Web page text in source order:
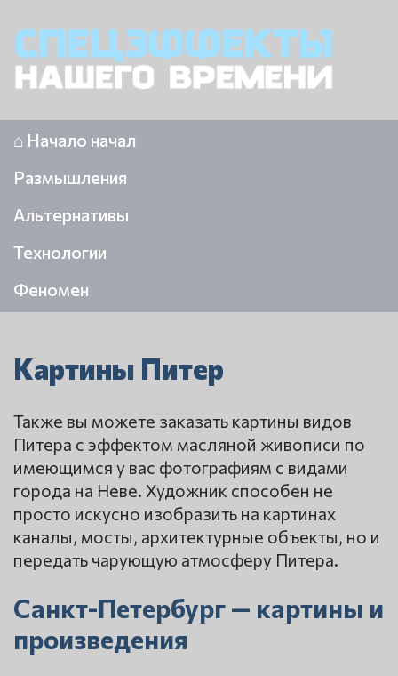
⌂ Начало начал
Размышления
Альтернативы
Технологии
Феномен
Картины Питер
Также вы можете заказать картины видов
Питера с эффектом масляной живописи по
имеющимся у вас фотографиям с видами
города на Неве. Художник способен не
просто искусно изобразить на картинах
каналы, мосты, архитектурные объекты, но и
передать чарующую атмосферу Питера.
Санкт-Петербург — картины и
произведения